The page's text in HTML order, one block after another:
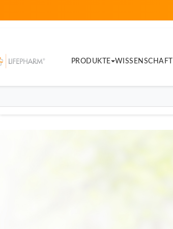
PRODUKTE WISSENSCHAFT